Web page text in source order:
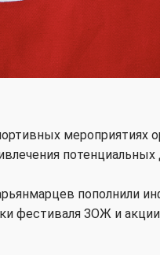
мероприятиях
пополнили
фестиваля ЗОЖ и